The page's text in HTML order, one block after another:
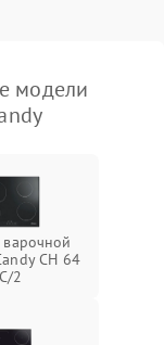
модели
CH 64
C/2